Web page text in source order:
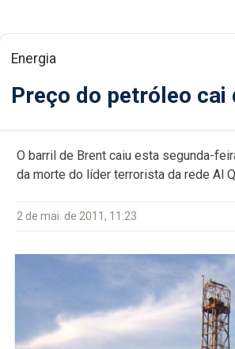
Energia
Preço do petróleo cai
O barril de Brent caiu esta segunda-
da morte do líder terrorista da rede Al
2 de mai. de 2011, 11:23